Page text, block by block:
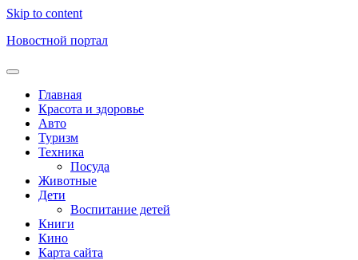
Skip to content
Новостной портал
Главная
Красота и здоровье
Авто
Туризм
Техника
Посуда
Животные
Дети
Воспитание детей
Книги
Кино
Карта сайта